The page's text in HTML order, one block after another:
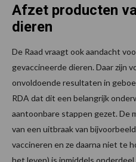
Afzet producten
dieren
De Raad vraagt ook aandacht
gevaccineerde dieren. Daar zijn
onvoldoende resultaten in
RDA dat dit een belangrijk
aantoonbare stappen gezet. De
van een uitbraak van
vaccineren en ze daarna niet te